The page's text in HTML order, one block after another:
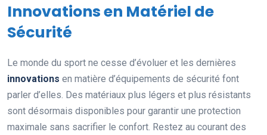
Innovations en Matériel de
Sécurité
Le monde du sport ne cesse d’évoluer et les dernières
innovations en matière d’équipements de sécurité font
parler d’elles. Des matériaux plus légers et plus résistants
sont désormais disponibles pour garantir une protection
maximale sans sacrifier le confort. Restez au courant des